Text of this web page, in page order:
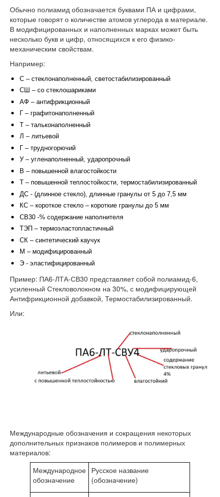
Обычно полиамид обозначается буквами ПА и цифрами,
которые говорят о количестве атомов углерода в материале.
В модифицированных и наполненных марках может быть
несколько букв и цифр, относящихся к его физико-
механическим свойствам.
Например:
С – стеклонаполненный, светостабилизированный
СШ – со стеклошариками
АФ – антифрикционный
Г – графитонаполненный
Т – тальконаполненный
Л – литьевой
Г – трудногорючий
У – угленаполненный, ударопрочный
В – повышенной влагостойкости
Т – повышенной теплостойкости, термостабилизированный
ДС - (длинное стекло), длинные гранулы от 5 до 7,5 мм
КС – короткое стекло – короткие гранулы до 5 мм
СВ30 -% содержание наполнителя
ТЭП – термоэластопластичный
СК – синтетический каучук
М – модифицированный
Э - эластифицированный
Пример: ПА6-ЛТА-СВ30 представляет собой полиамид-6,
усиленный Стекловолокном на 30%, с модифицирующей
Антифрикционной добавкой, Термостабилизированный.
Или:
Международные обозначения и сокращения некоторых
дополнительных признаков полимеров и полимерных
материалов:
Международное
обозначение
Русское название
(обозначение)